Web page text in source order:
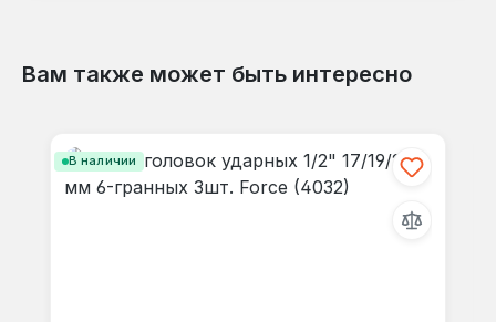
Вам также может быть интересно
В наличии